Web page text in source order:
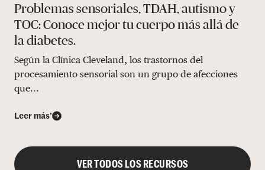
Problemas sensoriales, TDAH, autismo y
TOC: Conoce mejor tu cuerpo más allá de
la diabetes.
Según la Clínica Cleveland, los trastornos del
procesamiento sensorial son un grupo de afecciones
que...
Leer más’
VER TODOS LOS RECURSOS